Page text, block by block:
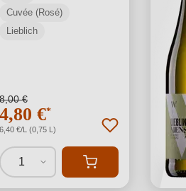
Cuvée (Rosé)
Lieblich
8,00 €
4,80 €*
6,40 €/L (0,75 L)
1